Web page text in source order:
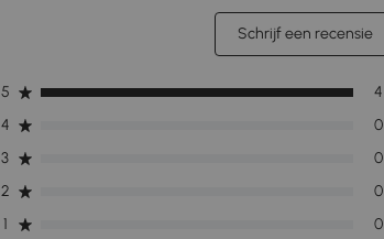
Schrijf een recensie
1 0
2 0
3 0
4 0
5 4